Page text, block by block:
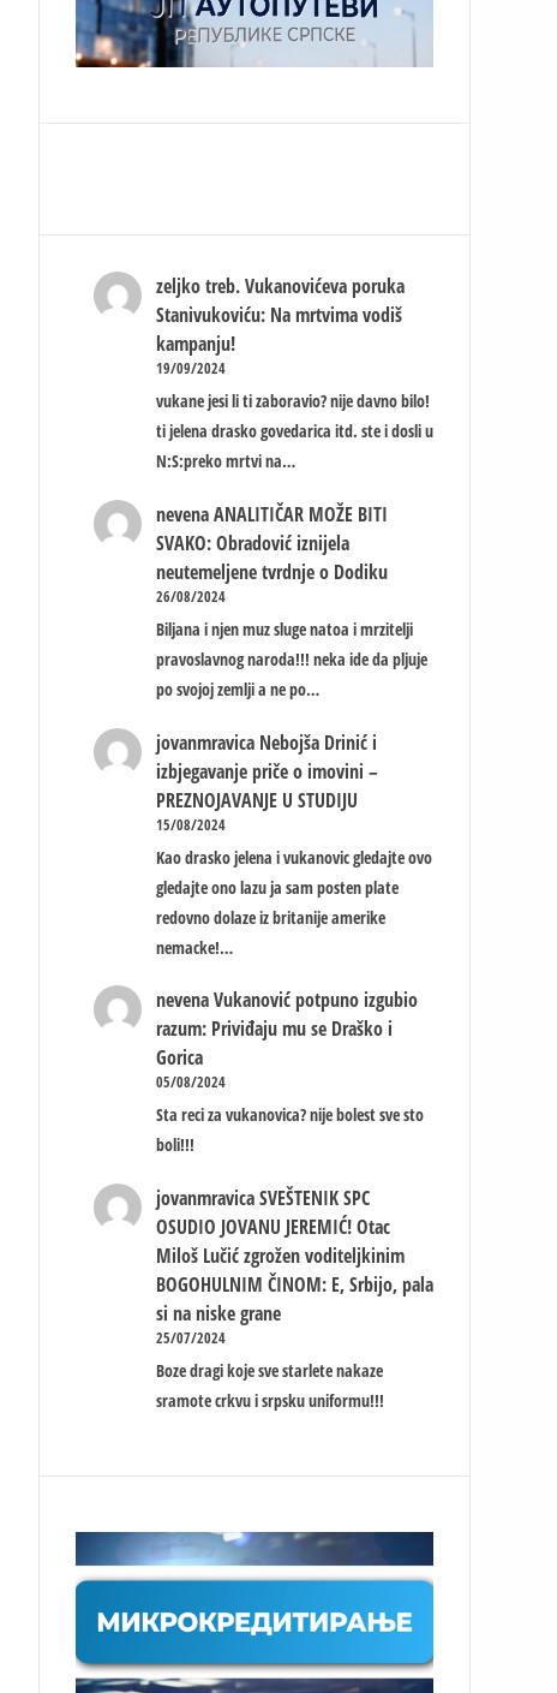
zeljko treb. Vukanovićeva poruka
Stanivukoviću: Na mrtvima vodiš
kampanju!
19/09/2024
vukane jesi li ti zaboravio? nije davno bilo!
ti jelena drasko govedarica itd. ste i dosli u
N:S:preko mrtvi na…
nevena ANALITIČAR MOŽE BITI
SVAKO: Obradović iznijela
neutemeljene tvrdnje o Dodiku
26/08/2024
Biljana i njen muz sluge natoa i mrzitelji
pravoslavnog naroda!!! neka ide da pljuje
po svojoj zemlji a ne po…
jovanmravica Nebojša Drinić i
izbjegavanje priče o imovini –
PREZNOJAVANJE U STUDIJU
15/08/2024
Kao drasko jelena i vukanovic gledajte ovo
gledajte ono lazu ja sam posten plate
redovno dolaze iz britanije amerike
nemacke!…
nevena Vukanović potpuno izgubio
razum: Priviđaju mu se Draško i
Gorica
05/08/2024
Sta reci za vukanovica? nije bolest sve sto
boli!!!
jovanmravica SVEŠTENIK SPC
OSUDIO JOVANU JEREMIĆ! Otac
Miloš Lučić zgrožen voditeljkinim
BOGOHULNIM ČINOM: E, Srbijo, pala
si na niske grane
25/07/2024
Boze dragi koje sve starlete nakaze
sramote crkvu i srpsku uniformu!!!